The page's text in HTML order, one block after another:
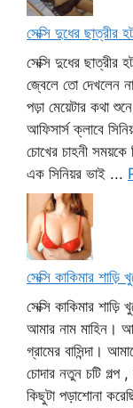
সেক্সি দুধের ছাত্রীর
সেক্সি দুধের ছাত্রীর
জ্বেলে তো দেখলেন
পড়া মেয়েটার কথা
আফিসার্স ক্লাবে
চোখের চাহনী সময়কে
এক সিনিয়র ভাই ...
সেক্সি কাকিমার শাড়ি
সেক্সি কাকিমার
আমার নাম মাহিন।
গ্রামের বাসিন্দা।
চোদার নতুন চটি গল্প
কিছুটা পড়াশোনা